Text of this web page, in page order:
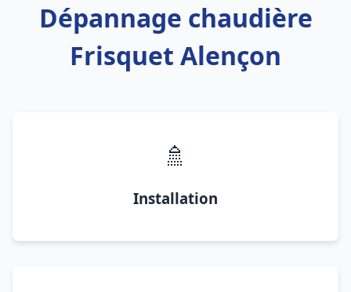
Dépannage chaudière
Frisquet Alençon
🚿
Installation